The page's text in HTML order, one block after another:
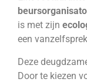
is met zijn
een
Deze
Door te kiezen